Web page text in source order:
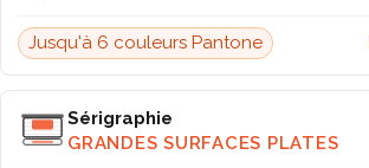
Jusqu'à 6 couleurs Pantone
Sérigraphie
GRANDES SURFACES PLATES